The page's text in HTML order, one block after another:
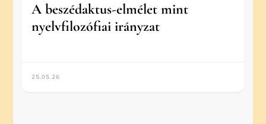
A beszédaktus-elmélet mint
nyelvfilozófiai irányzat
25.05.26